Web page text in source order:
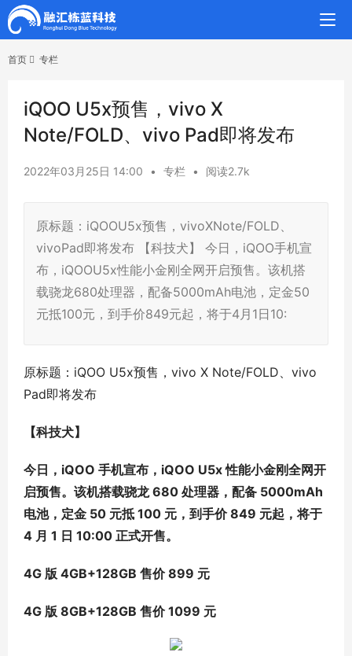
首页 专栏
iQOO U5x预售，vivo X
Note/FOLD、vivo Pad即将发布
2022年03月25日 14:00 • 专栏 • 阅读2.7k
原标题：iQOOU5x预售，vivoXNote/FOLD、
vivoPad即将发布 【科技犬】 今日，iQOO手机宣
布，iQOOU5x性能小金刚全网开启预售。该机搭
载骁龙680处理器，配备5000mAh电池，定金50
元抵100元，到手价849元起，将于4月1日10:
原标题：iQOO U5x预售，vivo X Note/FOLD、vivo
Pad即将发布
【科技犬】
今日，iQOO 手机宣布，iQOO U5x 性能小金刚全网开
启预售。该机搭载骁龙 680 处理器，配备 5000mAh
电池，定金 50 元抵 100 元，到手价 849 元起，将于
4 月 1 日 10:00 正式开售。
4G 版 4GB+128GB 售价 899 元
4G 版 8GB+128GB 售价 1099 元